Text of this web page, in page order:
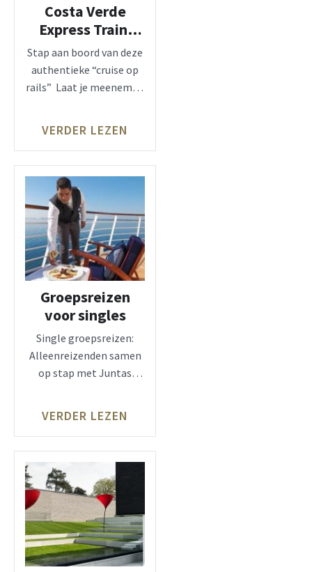
Costa Verde
Express Train:
Santiago de
Compostela
Stap aan boord van deze
authentieke “cruise op
rails” Laat je meenemen
VERDER LEZEN
Groepsreizen
voor singles
Single groepsreizen:
Alleenreizenden samen
op stap met Juntas
VERDER LEZEN